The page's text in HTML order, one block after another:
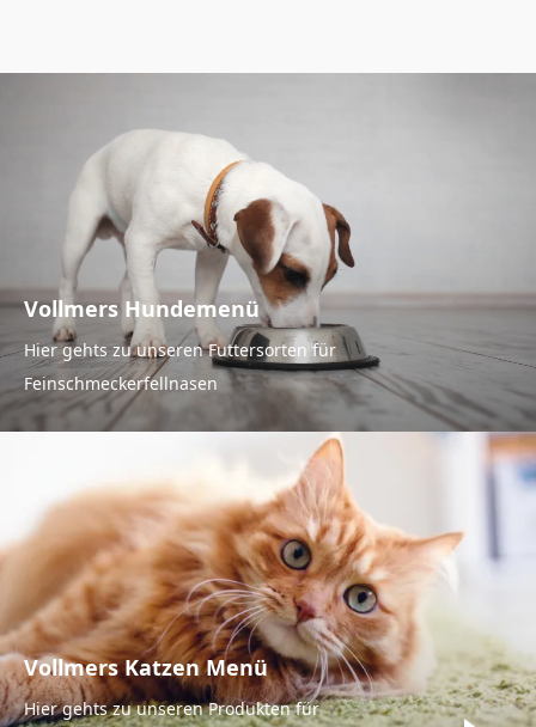
Vollmers Hundemenü
Hier gehts zu unseren Futtersorten für
Feinschmeckerfellnasen
Vollmers Katzen Menü
Hier gehts zu unseren Produkten für